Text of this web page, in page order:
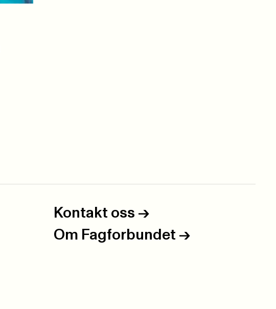
Kontakt oss ->
Om Fagforbundet ->